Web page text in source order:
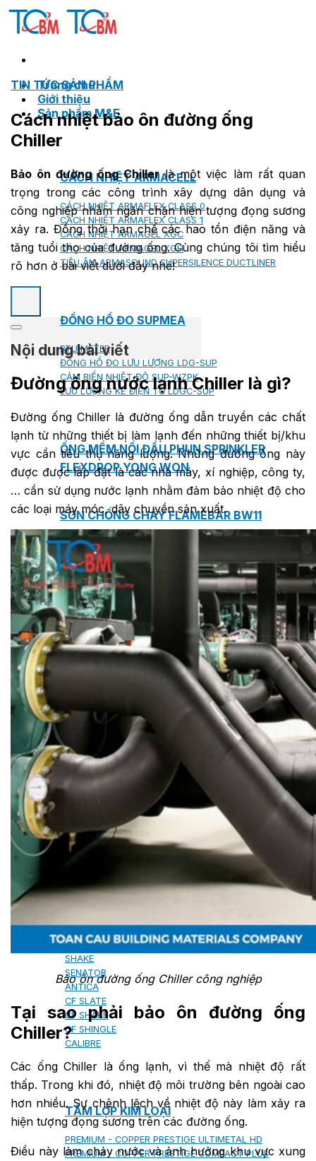
Skip
Trang chủ
Giới thiệu
Sản phẩm M&E
CÁCH NHIỆT ARMACELL
CÁCH NHIỆT ARMAFLEX CLASS 0
CÁCH NHIỆT ARMAFLEX CLASS 1
CÁCH NHIỆT ARMAGEL XGC
CÁCH NHIỆT ARMAGEL XGH
TIÊU ÂM ARMASOUND SUPERSILENCE DUCTLINER
ĐỒNG HỒ ĐO SUPMEA
BTU METER
ĐỒNG HỒ ĐO LƯU LƯỢNG LDG-SUP
CẢM BIẾN NHIỆT ĐỘ SUP-WZPK
LƯU LƯỢNG KẾ ĐIỆN TỪ LDGC-SUP
ỐNG MỀM NỐI ĐẦU PHUN SPRINKLER
FLEXDROP YONG WON
SƠN CHỐNG CHÁY FLAMEBAR BW11
RON CHỐNG CHÁY
KEO ACRYLIC SEALANT
Sản phẩm Kiến trúc
NGÓI BITUM PHỦ ĐÁ IKO
MARATHON (VIÊN GẠCH)
SUPERGLASS BIBER (VẢY CÁ)
CAMBRIDGE (XẾP LỚP)
CAMBRIDGE XTREME
DYNASTY
ARMOURSHAKE
CROWNE SLATE
ROYAL ESTATE
NGÓI THÉP PHỦ ĐÁ DECRA AHI
MILANO
SHAKE
SENATOR
ANTICA
CF SLATE
CF SHAKE
CF SHINGLE
CALIBRE
TẤM LỢP KIM LOẠI
PREMIUM - COPPER PRESTIGE ULTIMETAL HD
PREMIUM - COPPER PRESTIGE COMPACT PLUS
TIN TỨC SẢN PHẨM
Cách nhiệt bảo ôn đường ống
Chiller
Bảo ôn đường ống Chillerlà một việc làm rất quan
trọng trong các công trình xây dựng dân dụng và
công nghiệp nhằm ngăn chặn hiện tượng đọng sương
xảy ra. Đồng thời hạn chế các hao tổn điện năng và
tăng tuổi thọ của đường ống. Cùng chúng tôi tìm hiểu
rõ hơn ở bài viết dưới đây nhé!
Nội dung bài viết
Đường ống nước lạnh Chiller là gì?
Đường ống Chiller là đường ống dẫn truyền các chất
lạnh từ những thiết bị làm lạnh đến những thiết bị/khu
vực cần tiêu thụ năng lượng. Những đường ống này
được được lắp đặt là các nhà máy, xí nghiệp, công ty,
… cần sử dụng nước lạnh nhằm đảm bảo nhiệt độ cho
các loại máy móc, dây chuyền sản xuất.
Bảo ôn đường ống Chiller công nghiệp
Tại sao phải bảo ôn đường ống
Chiller?
Các ống Chiller là ống lạnh, vì thế mà nhiệt độ rất
thấp. Trong khi đó, nhiệt độ môi trường bên ngoài cao
hơn nhiều. Sự chênh lệch về nhiệt độ này làm xảy ra
hiện tượng đọng sương trên các đường ống.
Điều này làm chảy nước và ảnh hưởng khu vực xung